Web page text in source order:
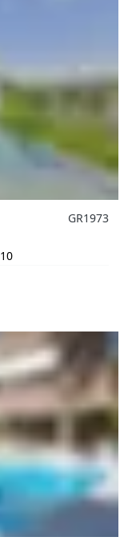
GR1973
10